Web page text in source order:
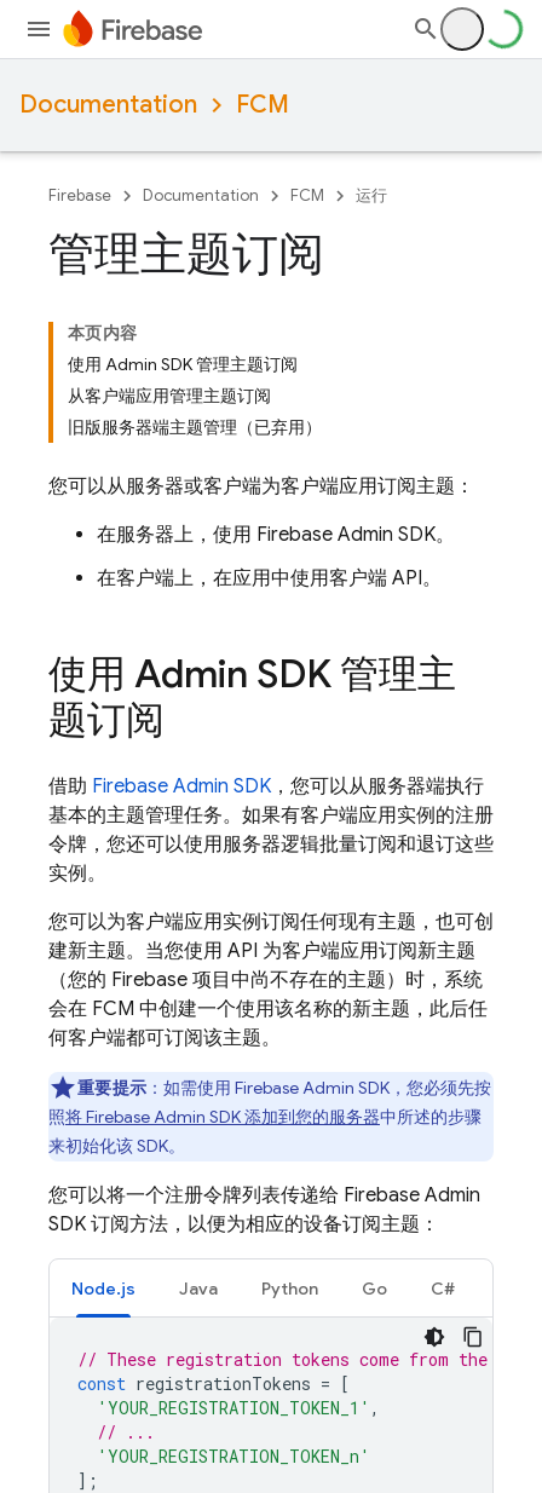
Documentation FCM
Firebase Documentation FCM 运行
管理主题订阅
本页内容
使用 Admin SDK 管理主题订阅
从客户端应用管理主题订阅
旧版服务器端主题管理（已弃用）
您可以从服务器或客户端为客户端应用订阅主题：
在服务器上，使用 Firebase Admin SDK。
在客户端上，在应用中使用客户端 API。
使用 Admin SDK 管理主
题订阅
借助 Firebase Admin SDK ，您可以从服务器端执行
基本的主题管理任务。如果有客户端应用实例的注册
令牌，您还可以使用服务器逻辑批量订阅和退订这些
实例。
您可以为客户端应用实例订阅任何现有主题，也可创
建新主题。当您使用 API 为客户端应用订阅新主题
（您的 Firebase 项目中尚不存在的主题）时，系统
会在 FCM 中创建一个使用该名称的新主题，此后任
何客户端都可订阅该主题。
重要提示 ：如需使用 FirebaseAdmin SDK ，您必须先按
照将 Firebase Admin SDK 添加到您的服务器中所述的步骤
来初始化该 SDK。
您可以将一个注册令牌列表传递给 Firebase Admin
SDK 订阅方法，以便为相应的设备订阅主题：
Node.js Java Python Go C#
// These registration tokens come from the client
const registrationTokens = [
'YOUR_REGISTRATION_TOKEN_1' ,
// ...
'YOUR_REGISTRATION_TOKEN_n'
];